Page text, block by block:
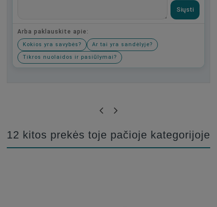
Siųsti
Arba paklauskite apie:
Kokios yra savybės?
Ar tai yra sandėlyje?
Tikros nuolaidos ir pasiūlymai?
12 kitos prekės toje pačioje kategorijoje